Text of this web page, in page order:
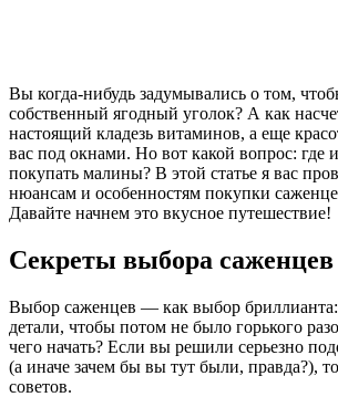
Вы когда-нибудь задумывались о том,
собственный ягодный уголок? А как
настоящий кладезь витаминов, а еще
вас под окнами. Но вот какой вопрос: где
покупать малины? В этой статье я вас
нюансам и особенностям покупки
Давайте начнем это вкусное путешествие!
Секреты выбора
Выбор саженцев — как выбор бриллианта:
детали, чтобы потом не было горького
чего начать? Если вы решили серьезно
(а иначе зачем бы вы тут были, правда?),
советов.